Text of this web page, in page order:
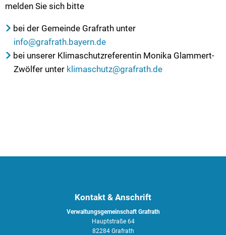
melden Sie sich bitte
bei der Gemeinde Grafrath unter
info@grafrath.bayern.de
bei unserer Klimaschutzreferentin Monika Glammert-
Zwölfer unter klimaschutz@grafrath.de
Kontakt & Anschrift
Verwaltungsgemeinschaft Grafrath
Hauptstraße 64
82284 Grafrath